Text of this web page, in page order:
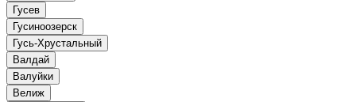
Гусев
Гусиноозерск
Гусь-Хрустальный
Валдай
Валуйки
Велиж